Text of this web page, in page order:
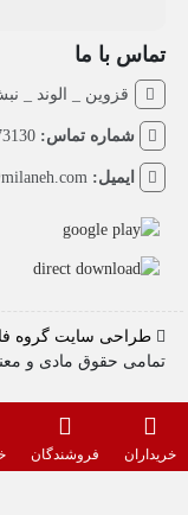
تماس با ما
قزوین _ الوند _
شماره تماس:
ایمیل:
طراحی سایت گروه
تمامی حقوق مادی و
خریداران فروشندگان